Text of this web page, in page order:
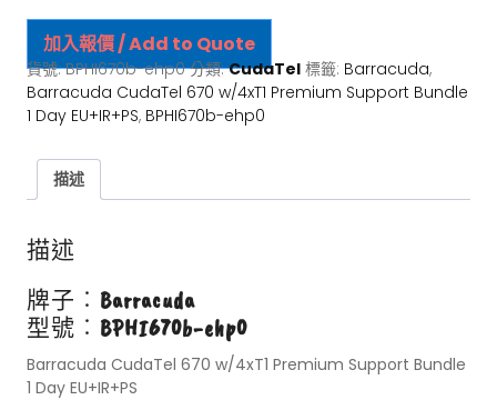
加入報價 / Add to Quote
貨號:BPHI670b-ehp0 分類:CudaTel 標籤: Barracuda,
Barracuda CudaTel 670 w/4xT1 Premium Support Bundle
1 Day EU+IR+PS, BPHI670b-ehp0
描述
描述
牌子︰ Barracuda
型號︰ BPHI670b-ehp0
Barracuda CudaTel 670 w/4xT1 Premium Support Bundle
1 Day EU+IR+PS